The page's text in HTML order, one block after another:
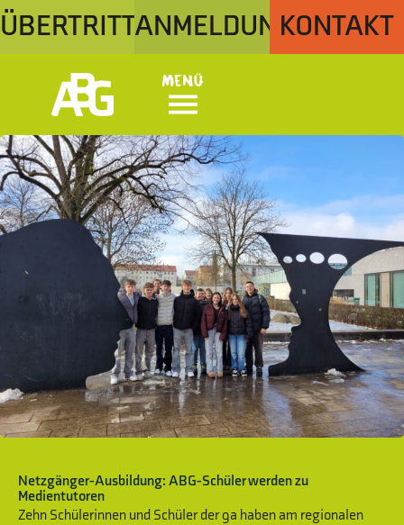
ÜBERTRITTANMELDUNGKONTAKT
Menü
Netzgänger-Ausbildung: ABG-Schüler werden zu
Medientutoren
Zehn Schülerinnen und Schüler der 9a haben am regionalen